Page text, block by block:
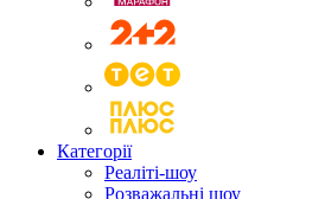
Категорії
Реаліті-шоу
Розважальні шоу